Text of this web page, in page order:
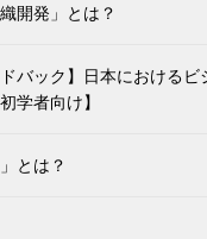
開発」とは？
ドバック】日本におけるビ
学者向け】
」とは？